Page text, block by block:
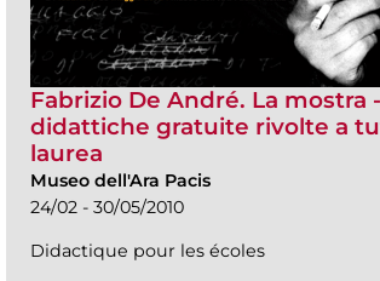
Fabrizio De André. La mostra
didattiche gratuite rivolte a
laurea
Museo dell'Ara Pacis
24/02 - 30/05/2010
Didactique pour les écoles